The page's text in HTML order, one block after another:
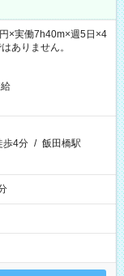
×実働7h40m×週5日×4
ありません。
歩4分 / 飯田橋駅